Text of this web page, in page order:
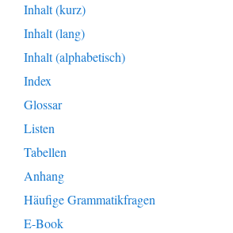
Inhalt (kurz)
Inhalt (lang)
Inhalt (alphabetisch)
Index
Glossar
Listen
Tabellen
Anhang
Häufige Grammatikfragen
E-Book